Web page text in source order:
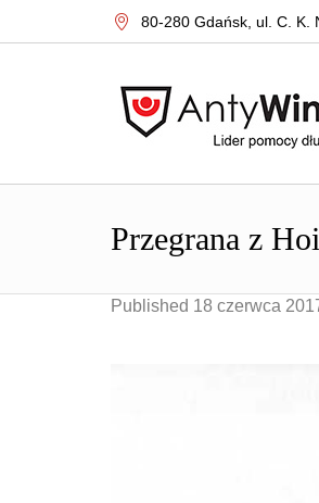
80-280 Gdańsk, ul. C. K.
Przegrana z
Published 18 czerwca